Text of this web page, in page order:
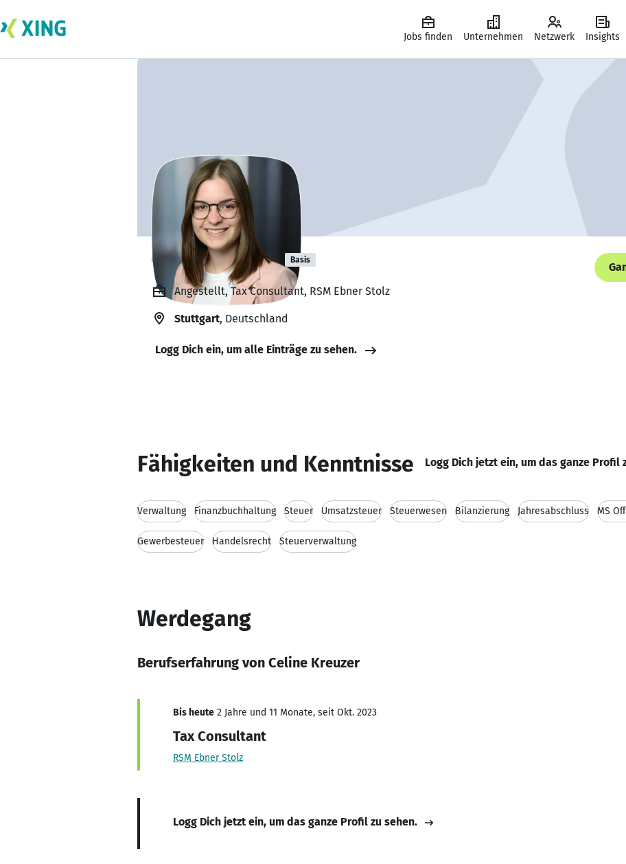
Jobs finden Unternehmen Netzwerk Insights
Celine Kreuzer Basis
Angestellt, Tax Consultant, RSM Ebner Stolz
Stuttgart, Deutschland
Logg Dich ein, um alle Einträge zu sehen.
Fähigkeiten und Kenntnisse Logg Dich jetzt ein, um das ganze Profil
Verwaltung Finanzbuchhaltung Steuer Umsatzsteuer Steuerwesen Bilanzierung Jahresabschluss MS
Gewerbesteuer Handelsrecht Steuerverwaltung
Werdegang
Berufserfahrung von Celine Kreuzer
Bis heute 2 Jahre und 11 Monate, seit Okt. 2023
Tax Consultant
RSM Ebner Stolz
Logg Dich jetzt ein, um das ganze Profil zu sehen.